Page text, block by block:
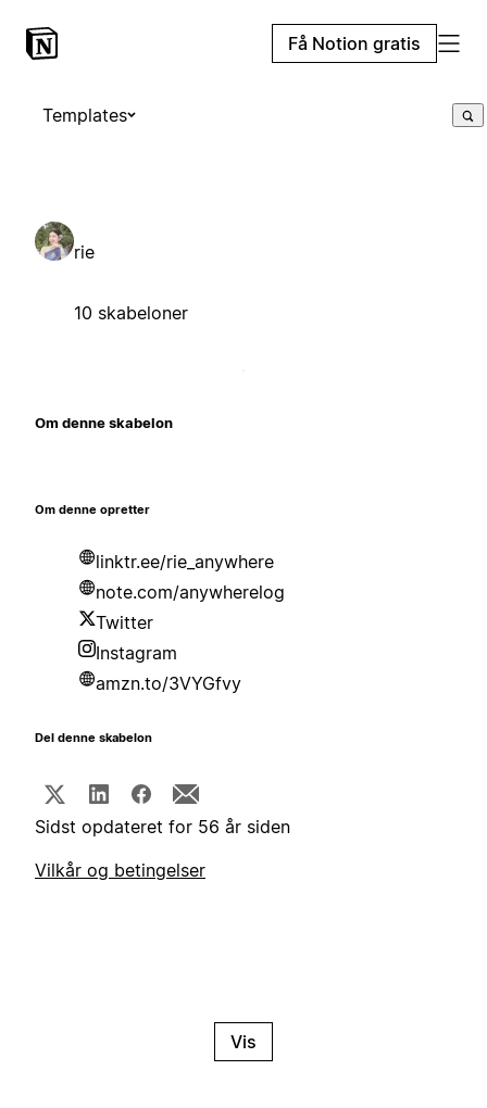
Få Notion gratis
Templates
rie
10 skabeloner
Om denne skabelon
Om denne opretter
linktr.ee/rie_anywhere
note.com/anywherelog
Twitter
Instagram
amzn.to/3VYGfvy
Del denne skabelon
Sidst opdateret for 56 år siden
Vilkår og betingelser
Vis